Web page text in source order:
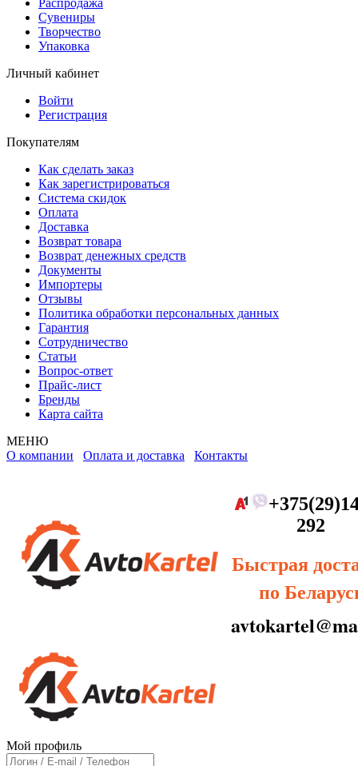
Распродажа
Сувениры
Творчество
Упаковка
Личный кабинет
Войти
Регистрация
Покупателям
Как сделать заказ
Как зарегистрироваться
Система скидок
Оплата
Доставка
Возврат товара
Возврат денежных средств
Документы
Импортеры
Отзывы
Политика обработки персональных данных
Гарантия
Сотрудничество
Статьи
Вопрос-ответ
Прайс-лист
Бренды
Карта сайта
МЕНЮ
О компании Оплата и доставка Контакты
292
Быстрая
по
Мой профиль